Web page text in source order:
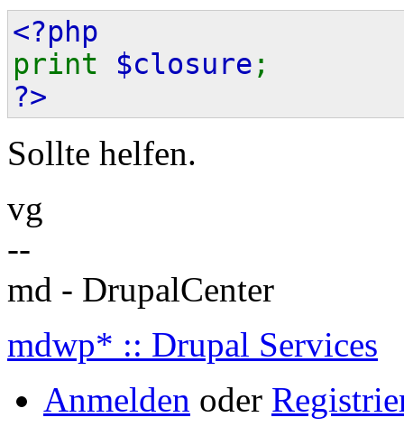
<?php
print $closure ;
?>
Sollte helfen.
vg
--
md - DrupalCenter
mdwp* :: Drupal Services
Anmelden oder